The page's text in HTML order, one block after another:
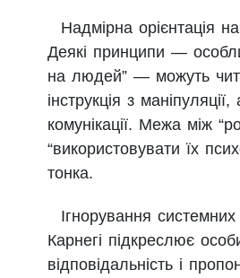
Надмірна орієнтація
Деякі принципи —
на людей” — можуть
інструкція з
комунікації. Межа між
“використовувати їх
тонка.
Ігнорування
Карнегі підкреслює
відповідальність і